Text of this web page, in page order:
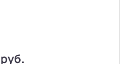
руб.